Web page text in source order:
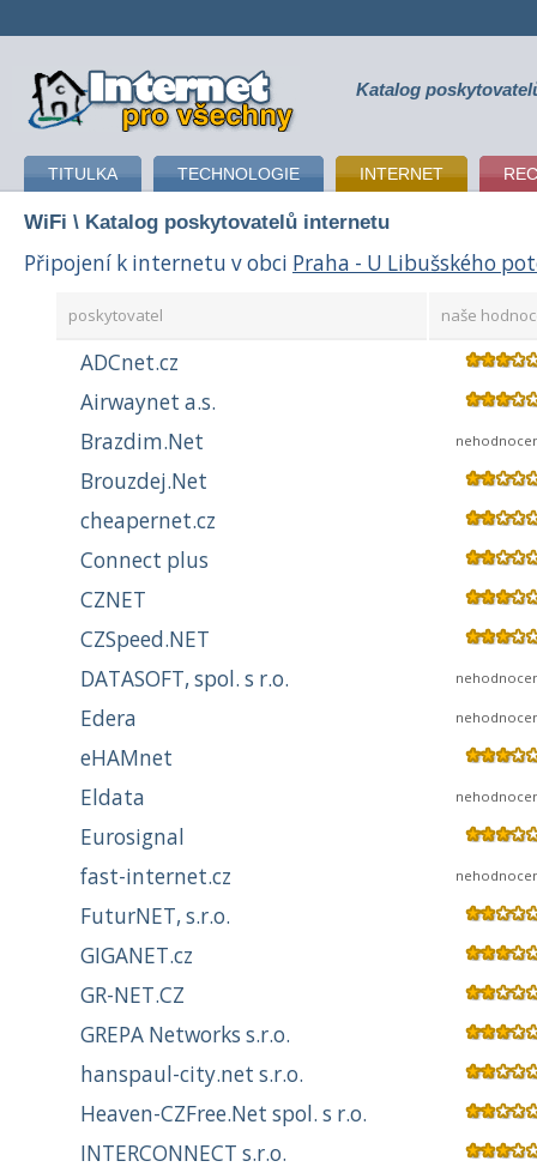
připojení k internetu Katalog
TITULKA TECHNOLOGIE INTERNET
WiFi \ Katalog poskytovatelů internetu
Připojení k internetu v obci Praha - U Libušského
poskytovatel naše
ADCnet.cz
Airwaynet a.s.
Brazdim.Net
Brouzdej.Net
cheapernet.cz
Connect plus
CZNET
CZSpeed.NET
DATASOFT, spol. s r.o.
Edera
eHAMnet
Eldata
Eurosignal
fast-internet.cz
FuturNET, s.r.o.
GIGANET.cz
GR-NET.CZ
GREPA Networks s.r.o.
hanspaul-city.net s.r.o.
Heaven-CZFree.Net spol. s r.o.
INTERCONNECT s.r.o.